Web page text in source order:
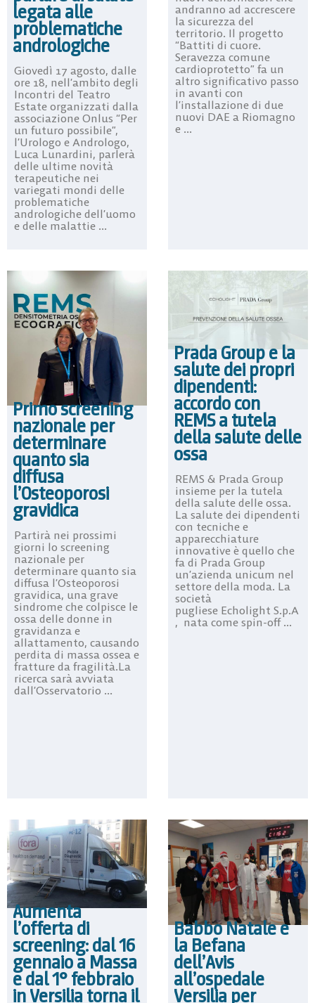
legata alle
problematiche
andrologiche
Giovedì 17 agosto, dalle
ore 18, nell’ambito degli
Incontri del Teatro
Estate organizzati dalla
associazione Onlus “Per
un futuro possibile”,
l’Urologo e Andrologo,
Luca Lunardini, parlerà
delle ultime novità
terapeutiche nei
variegati mondi delle
problematiche
andrologiche dell’uomo
e delle malattie ...
andranno ad accrescere
la sicurezza del
territorio. Il progetto
“Battiti di cuore.
Seravezza comune
cardioprotetto” fa un
altro significativo passo
in avanti con
l’installazione di due
nuovi DAE a Riomagno
e ...
Primo screening
nazionale per
determinare
quanto sia
diffusa
l’Osteoporosi
gravidica
Partirà nei prossimi
giorni lo screening
nazionale per
determinare quanto sia
diffusa l’Osteoporosi
gravidica, una grave
sindrome che colpisce le
ossa delle donne in
gravidanza e
allattamento, causando
perdita di massa ossea e
fratture da fragilità.La
ricerca sarà avviata
dall’Osservatorio ...
Prada Group e la
salute dei propri
dipendenti:
accordo con
REMS a tutela
della salute delle
ossa
REMS & Prada Group
insieme per la tutela
della salute delle ossa.
La salute dei dipendenti
con tecniche e
apparecchiature
innovative è quello che
fa di Prada Group
un’azienda unicum nel
settore della moda. La
società
pugliese Echolight S.p.A
, nata come spin-off ...
Aumenta
l’offerta di
screening: dal 16
gennaio a Massa
e dal 1° febbraio
in Versilia torna il
Babbo Natale e
la Befana
dell’Avis
all’ospedale
Versilia per